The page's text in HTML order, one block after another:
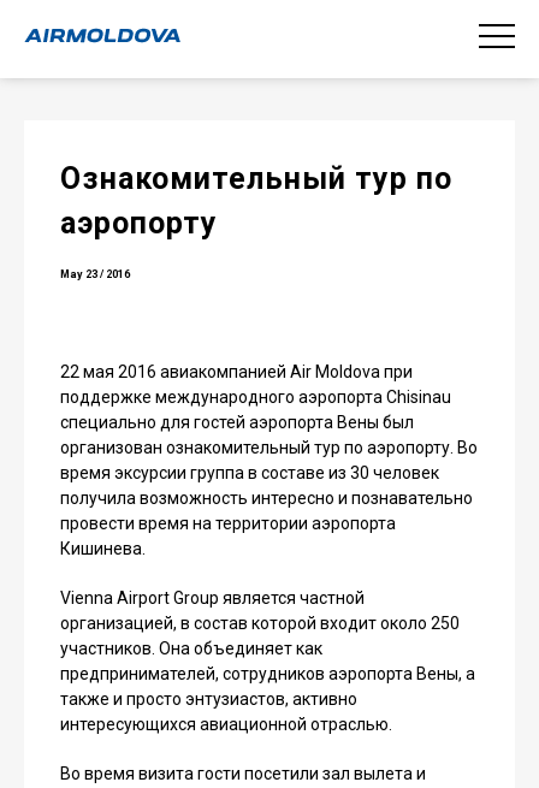
Ознакомительный тур по
аэропорту
May 23 / 2016
22 мая 2016 авиакомпанией Air Moldova при
поддержке международного аэропорта Chisinau
специально для гостей аэропорта Вены был
организован ознакомительный тур по аэропорту. Во
время эксурсии группа в составе из 30 человек
получила возможность интересно и познавательно
провести время на территории аэропорта
Кишинева.
Vienna Airport Group является частной
организацией, в состав которой входит около 250
участников. Она объединяет как
предпринимателей, сотрудников аэропорта Вены, а
также и просто энтузиастов, активно
интересующихся авиационной отраслью.
Во время визита гости посетили зал вылета и